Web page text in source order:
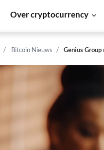
Over cryptocurrency
Bitcoin Nieuws Genius